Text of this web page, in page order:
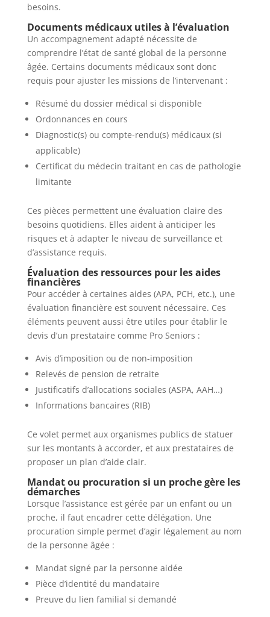
besoins.
Documents médicaux utiles à l’évaluation
Un accompagnement adapté nécessite de
comprendre l’état de santé global de la personne
âgée. Certains documents médicaux sont donc
requis pour ajuster les missions de l’intervenant :
Résumé du dossier médical si disponible
Ordonnances en cours
Diagnostic(s) ou compte-rendu(s) médicaux (si
applicable)
Certificat du médecin traitant en cas de pathologie
limitante
Ces pièces permettent une évaluation claire des
besoins quotidiens. Elles aident à anticiper les
risques et à adapter le niveau de surveillance et
d’assistance requis.
Évaluation des ressources pour les aides
financières
Pour accéder à certaines aides (APA, PCH, etc.), une
évaluation financière est souvent nécessaire. Ces
éléments peuvent aussi être utiles pour établir le
devis d’un prestataire comme Pro Seniors :
Avis d’imposition ou de non-imposition
Relevés de pension de retraite
Justificatifs d’allocations sociales (ASPA, AAH…)
Informations bancaires (RIB)
Ce volet permet aux organismes publics de statuer
sur les montants à accorder, et aux prestataires de
proposer un plan d’aide clair.
Mandat ou procuration si un proche gère les
démarches
Lorsque l’assistance est gérée par un enfant ou un
proche, il faut encadrer cette délégation. Une
procuration simple permet d’agir légalement au nom
de la personne âgée :
Mandat signé par la personne aidée
Pièce d’identité du mandataire
Preuve du lien familial si demandé